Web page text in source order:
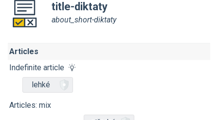
title-diktaty
about_short-diktaty
Articles
Indefinite article
lehké
Articles: mix